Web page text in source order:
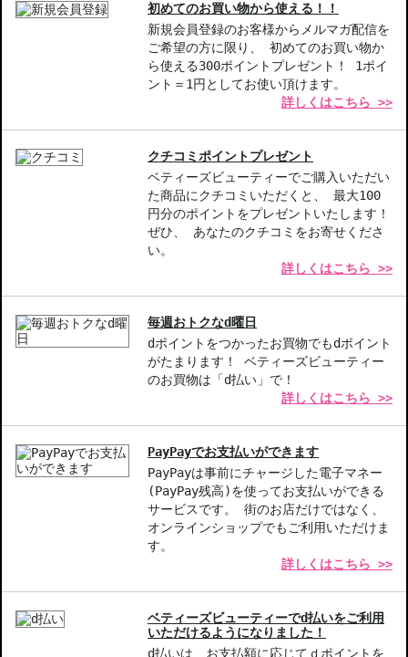
【商品の特徴】
高い透明感-自然由来成分が明るさをもたらし、肌を均一に整えま
使いやすいテクスチャー-軽やかな使い心地で、肌にしっかりフィ
多機能使用-日焼け止めや下地の後に使うだけで、ノーファンデで
も美しい仕上がりが実現します。
【こんな方へおすすめ】
自然な仕上がりをお求めの方
肌悩みをカバーしたい方
お悩み・効果
カバー力 フィット感
初めてのお買い物から使える！！
新規会員登録のお客様からメルマガ配信を
ご希望の方に限り、 初めてのお買い物か
ら使える300ポイントプレゼント！ 1ポイ
ント＝1円としてお使い頂けます。
詳しくはこちら >>
クチコミポイントプレゼント
ベティーズビューティーでご購入いただい
た商品にクチコミいただくと、 最大100
円分のポイントをプレゼントいたします！
ぜひ、 あなたのクチコミをお寄せくださ
い。
詳しくはこちら >>
毎週おトクなd曜日
dポイントをつかったお買物でもdポイント
がたまります！ ベティーズビューティー
のお買物は「d払い」で！
詳しくはこちら >>
PayPayでお支払いができます
PayPayは事前にチャージした電子マネー
(PayPay残高)を使ってお支払いができる
サービスです。 街のお店だけではなく、
オンラインショップでもご利用いただけま
す。
詳しくはこちら >>
ベティーズビューティーでd払いをご利用
いただけるようになりました！
d払いは、お支払額に応じてｄポイントを